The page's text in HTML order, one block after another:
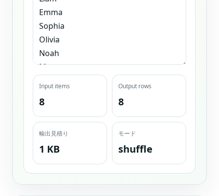
Input items
8
Output rows
8
輸出見積り
1 KB
モード
shuffle